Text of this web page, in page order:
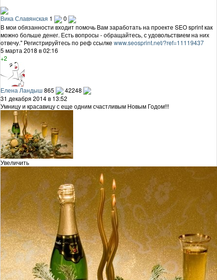
Вика Славянская 1
0
В мои обязанности входит помочь Вам заработать на проекте SEO sprint как
можно больше денег. Есть вопросы - обращайтесь, с удовольствием на них
отвечу." Регистрируйтесь по реф ссылке www.seosprint.net/?ref=11119437
5 марта 2018 в 02:16
+2
Елена Ландыш 865
42248
31 декабря 2014 в 13:52
Умницу и красавицу с еще одним счастливым Новым Годом!!!
Увеличить